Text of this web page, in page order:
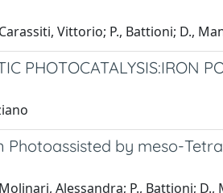
Vittorio; P., Battioni; D.,
PHOTOCATALYSIS:IRON
by meso-
Alessandra; P., Battioni; D.,